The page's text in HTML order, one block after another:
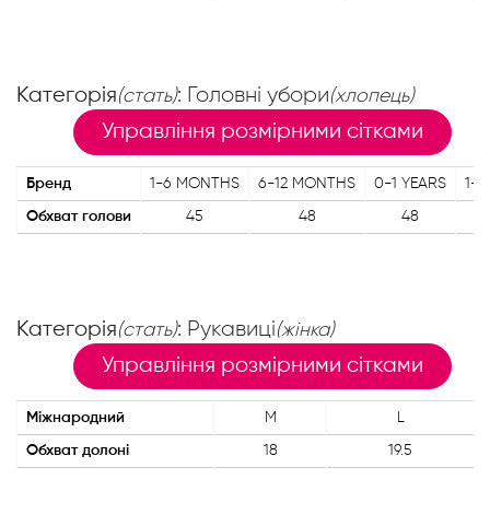
Категорія(стать): Головні убори(хлопець)
Управління розмірними сітками
Бренд 1-6 MONTHS 6-12 MONTHS 0-1 YEARS 1-3
Обхват голови 45 48 48
Категорія(стать): Рукавиці(жінка)
Управління розмірними сітками
Міжнародний M L
Обхват долоні 18 19.5